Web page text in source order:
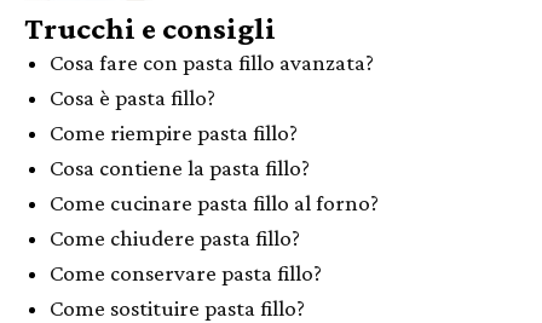
Trucchi e consigli
Cosa fare con pasta fillo avanzata?
Cosa è pasta fillo?
Come riempire pasta fillo?
Cosa contiene la pasta fillo?
Come cucinare pasta fillo al forno?
Come chiudere pasta fillo?
Come conservare pasta fillo?
Come sostituire pasta fillo?